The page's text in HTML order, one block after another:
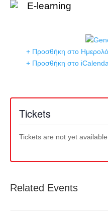
E-learning
+ Προσθήκη στο
+ Προσθήκη στο
Tickets
Tickets are not yet available
Related Events